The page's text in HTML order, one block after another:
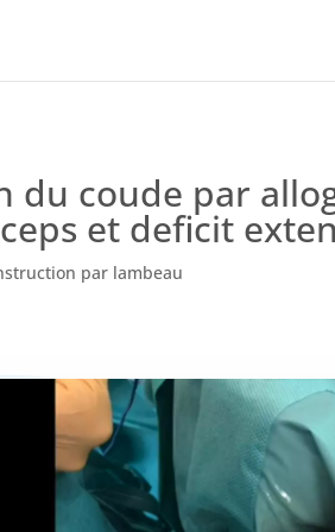
du coude par
et deficit
par lambeau